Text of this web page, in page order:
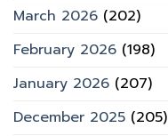
March 2026 (202)
February 2026 (198)
January 2026 (207)
December 2025 (205)